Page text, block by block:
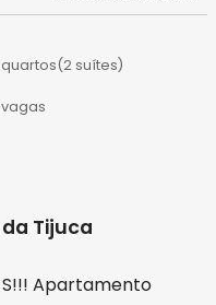
(2 suítes)
vagas
Tijuca
S!!! Apartamento